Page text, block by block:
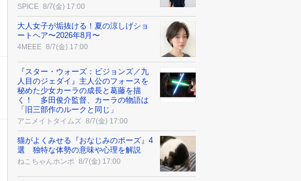
SPICE 8/7(金) 17:00
大人女子が垢抜ける！夏の涼しげショ
ートヘア〜2026年8月〜
4MEEE 8/7(金) 17:00
『スター・ウォーズ：ビジョンズ／九
人目のジェダイ』主人公のフォースを
秘めた少女カーラの成長と葛藤を描
く！ 多田俊介監督、カーラの物語は
「旧三部作のルークと同じ」
アニメイトタイムズ 8/7(金) 17:00
猫がよくみせる『おなじみのポーズ』4
選 独特な体勢の意味や心理を解説
ねこちゃんホンポ 8/7(金) 17:00